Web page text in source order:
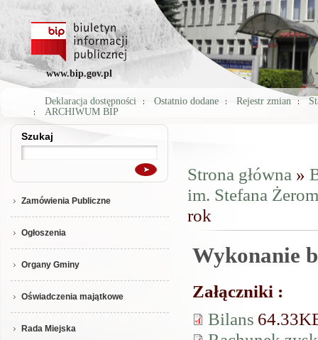
www.bip.gov.pl
Deklaracja dostępności Ostatnio dodane Rejestr zmian
ARCHIWUM BIP
Szukaj
Szukaj
Zamówienia Publiczne
Ogłoszenia
Organy Gminy
Oświadczenia majątkowe
Rada Miejska
Jesteś tutaj
Strona główna »
im. Stefana
rok
Wykonanie
Załączniki :
Bilans